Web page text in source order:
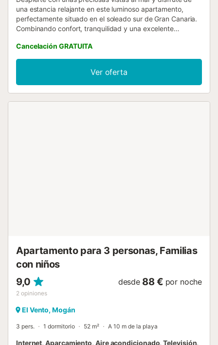
una estancia relajante en este luminoso apartamento,
perfectamente situado en el soleado sur de Gran Canaria.
Combinando confort, tranquilidad y una excelente
amigos que desean descubrir la isla. El apartamento tiene
capacidad para hasta cuatro personas y dispone de un
luminoso salón, una cocina americana totalmente
equipada, dos dormitorios independientes, un moderno
baño con ducha y un balcón privado con hermosas vistas
Cancelación GRATUITA
Ver oferta
Apartamento para 3 personas, Familias
con niños
9,0
2 opiniones
desde 88 € por noche
El Vento, Mogán
3 pers. 1 dormitorio 52 m² A 10 m de la playa
Internet, Aparcamiento, Aire acondicionado, Televisión,